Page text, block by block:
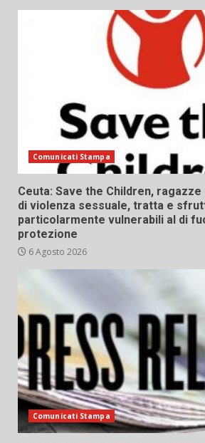
Comunicati Stampa
Ceuta: Save the Children,
di violenza sessuale, tratta e
particolarmente vulnerabili al di
protezione
6 Agosto 2026
Comunicati Stampa